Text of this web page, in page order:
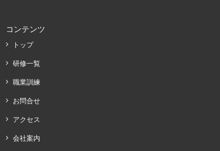
コンテンツ
トップ
研修一覧
職業訓練
お問合せ
アクセス
会社案内